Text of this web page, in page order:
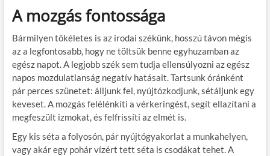
A mozgás fontossága
Bármilyen tökéletes is az irodai székünk, hosszú távon mégis
az a legfontosabb, hogy ne töltsük benne egyhuzamban az
egész napot. A legjobb szék sem tudja ellensúlyozni az egész
napos mozdulatlanság negatív hatásait. Tartsunk óránként
pár perces szünetet: álljunk fel, nyújtózkodjunk, sétáljunk egy
keveset. A mozgás felélénkíti a vérkeringést, segít ellazítani a
megfeszült izmokat, és felfrissíti az elmét is.
Egy kis séta a folyosón, pár nyújtógyakorlat a munkahelyen,
vagy akár egy pohár vízért tett séta is csodákat tehet. A